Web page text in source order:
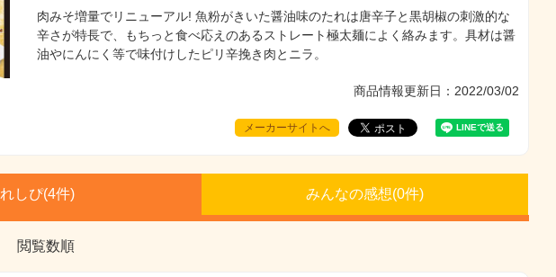
肉みそ増量でリニューアル! 魚粉がきいた醤油味のたれは唐辛子と黒胡椒の刺激的な
辛さが特長で、もちっと食べ応えのあるストレート極太麺によく絡みます。具材は醤
油やにんにく等で味付けしたピリ辛挽き肉とニラ。
商品情報更新日：2022/03/02
メーカーサイトへ
れしぴ(4件) みんなの感想(0件)
閲覧数順